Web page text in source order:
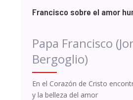
Francisco sobre el amor
Papa Francisco
Bergoglio)
En el Corazón de Cristo
y la belleza del amor